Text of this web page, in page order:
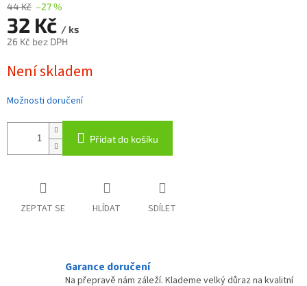
44 Kč –27 %
32 Kč / ks
26 Kč bez DPH
cena:
Není skladem
Možnosti doručení
Přidat do košíku
ZEPTAT SE HLÍDAT SDÍLET
Garance doručení
Na přepravě nám záleží. Klademe velký důraz na kvalitní